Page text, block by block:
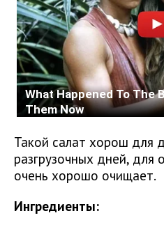
Такой салат хорош для
разгрузочных дней, для
очень хорошо очищает.
Ингредиенты: